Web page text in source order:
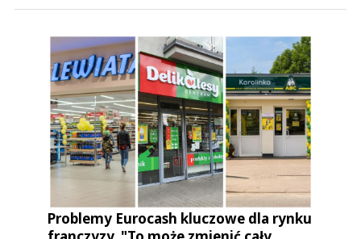
Problemy Eurocash kluczowe dla rynku